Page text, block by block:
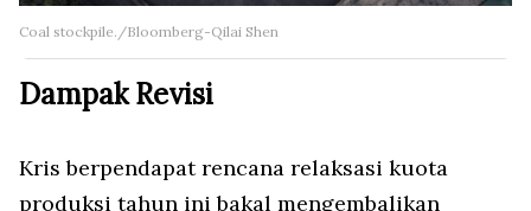
Coal stockpile./Bloomberg-Qilai Shen
Dampak Revisi
Kris berpendapat rencana relaksasi kuota
produksi tahun ini bakal mengembalikan